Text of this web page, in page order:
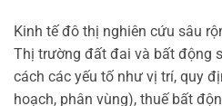
Kinh tế đô thị nghiên cứu sâu
Thị trường đất đai và bất động
cách các yếu tố như vị trí, quy
hoạch, phân vùng), thuế bất